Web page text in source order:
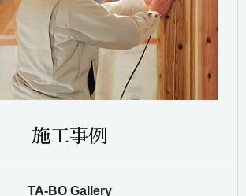
施工事例
TA-BO Gallery